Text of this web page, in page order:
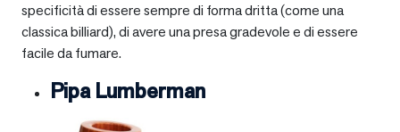
specificità di essere sempre di forma dritta (come una
classica billiard), di avere una presa gradevole e di essere
facile da fumare.
Pipa Lumberman